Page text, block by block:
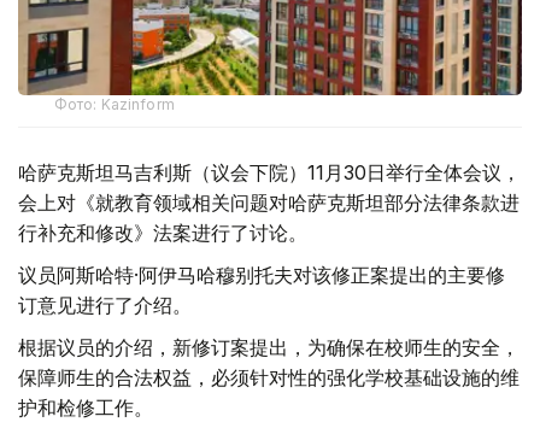
Фото: Kazinform
哈萨克斯坦马吉利斯（议会下院）11月30日举行全体会议，
会上对《就教育领域相关问题对哈萨克斯坦部分法律条款进
行补充和修改》法案进行了讨论。
议员阿斯哈特·阿伊马哈穆别托夫对该修正案提出的主要修
订意见进行了介绍。
根据议员的介绍，新修订案提出，为确保在校师生的安全，
保障师生的合法权益，必须针对性的强化学校基础设施的维
护和检修工作。